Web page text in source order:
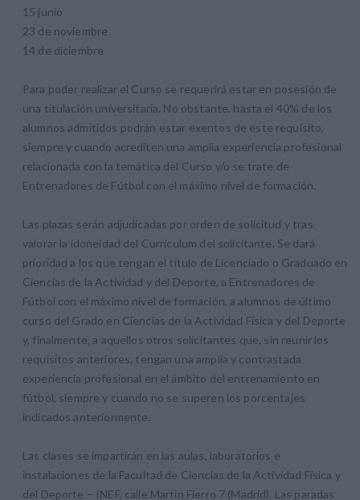
15 junio
23 de noviembre
14 de diciembre
Para poder realizar el Curso se requerirá estar en posesión de
una titulación universitaria. No obstante, hasta el 40% de los
alumnos admitidos podrán estar exentos de este requisito,
siempre y cuando acrediten una amplia experiencia profesional
relacionada con la temática del Curso y/o se trate de
Entrenadores de Fútbol con el máximo nivel de formación.
Las plazas serán adjudicadas por orden de solicitud y tras
valorar la idoneidad del Currículum del solicitante. Se dará
prioridad a los que tengan el título de Licenciado o Graduado en
Ciencias de la Actividad y del Deporte, a Entrenadores de
Fútbol con el máximo nivel de formación, a alumnos de último
curso del Grado en Ciencias de la Actividad Física y del Deporte
y, finalmente, a aquellos otros solicitantes que, sin reunir los
requisitos anteriores, tengan una amplia y contrastada
experiencia profesional en el ámbito del entrenamiento en
fútbol, siempre y cuando no se superen los porcentajes
indicados anteriormente.
Las clases se impartirán en las aulas, laboratorios e
instalaciones de la Facultad de Ciencias de la Actividad Física y
del Deporte – INEF, calle Martín Fierro 7 (Madrid). Las paradas